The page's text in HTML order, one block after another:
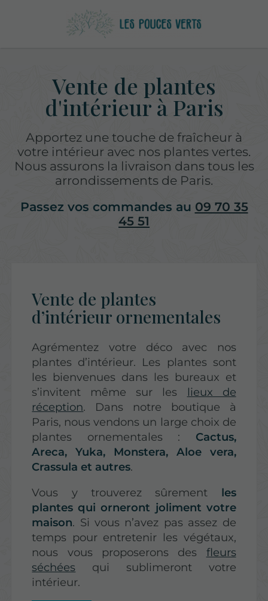
Vente de plantes
d'intérieur à Paris
Apportez une touche de fraîcheur à
votre intérieur avec nos plantes vertes.
Nous assurons la livraison dans tous les
arrondissements de Paris.
Passez vos commandes au 09 70 35
45 51
Vente de plantes
d’intérieur ornementales
Agrémentez votre déco avec nos
plantes d’intérieur. Les plantes sont
les bienvenues dans les bureaux et
s’invitent même sur les
lieux de
réception. Dans notre boutique à
Paris, nous vendons un large choix de
plantes ornementales : Cactus,
Areca, Yuka, Monstera, Aloe vera,
Crassula et autres.
Vous y trouverez sûrement les
plantes qui orneront joliment votre
maison. Si vous n’avez pas assez de
temps pour entretenir les végétaux,
nous vous proposerons des fleurs
séchées qui sublimeront votre
intérieur.